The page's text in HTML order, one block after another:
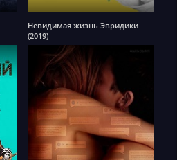
Невидимая жизнь Эвридики
(2019)